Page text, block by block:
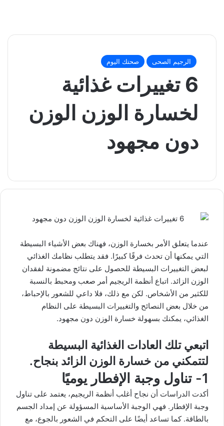
الرجيم الصحى صحتك اليوم
6 تغييرات غذائية
لخسارة الوزن الوزن
دون مجهود
عندما يتعلق الأمر بخسارة الوزن، فهناك بعض الأشياء البسيطة
التي يمكنها أن تحدث فرقًا كبيرًا. فقد يتطلب نظامك الغذائي
لبعض التغييرات البسيطة للحصول على نتائج مضمونة لفقدان
الوزن الزائد. اتباع أنظمة الريجيم أمر صعب ومحبط بالنسبة
للكثير من الأشخاص. لكن مع ذلك، فلا داعي للشعور بالإحباط،
من خلال بعض النصائح والتغييرات البسيطة على النظام
الغذائي، يمكنك بسهولة خسارة الوزن دون مجهود.
اتبعي تلك العادات الغذائية البسيطة
لتتمكني من خسارة الوزن الزائد بنجاح.
1- تناول وجبة الإفطار يوميًا
أكدت الدراسات أن نجاح أغلب أنظمة الريجيم، يعتمد على تناول
وجبة الإفطار. فهي الوجبة الأساسية المسؤولة عن إمداد الجسم
بالطاقة. كما تساعد أيضًا على التحكم في الشعور بالجوع، مع